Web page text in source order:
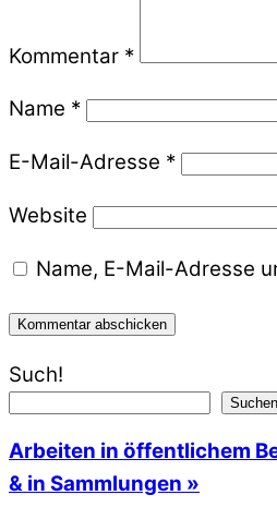
Kommentar *
Name *
E-Mail-Adresse *
Website
Name, E-Mail-Adresse
Such!
Suchen
Arbeiten in öffentlichem
& in Sammlungen »